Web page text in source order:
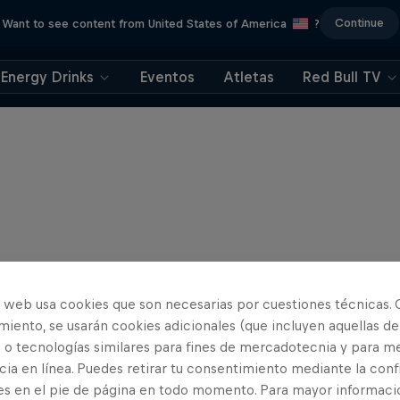
Want to see content from United States of America ? Continue
Energy Drinks Eventos Atletas Red Bull TV
web usa cookies que son necesarias por cuestiones técnicas.
se usarán cookies adicionales (que incluyen aquellas de
tecnologías similares para fines de mercadotecnia y para
en línea. Puedes retirar tu consentimiento mediante la
en el pie de página en todo momento. Para mayor